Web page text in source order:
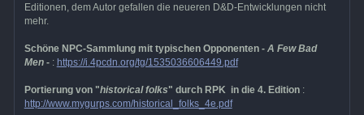
Editionen, dem Autor gefallen die neueren D&D-Entwicklungen nicht
mehr.
Schöne NPC-Sammlung mit typischen Opponenten - A Few Bad
Men-: https://i.4pcdn.org/tg/1535036606449.pdf
Portierung von "historical folks" durch RPK in die 4. Edition:
http://www.mygurps.com/historical_folks_4e.pdf